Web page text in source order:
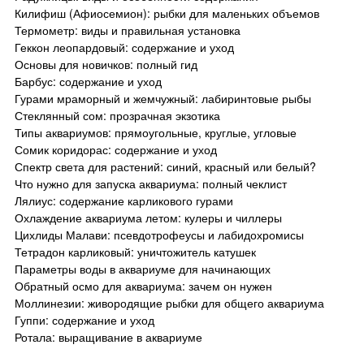
Килифиш (Афиосемион): рыбки для маленьких объемов
Термометр: виды и правильная установка
Геккон леопардовый: содержание и уход
Основы для новичков: полный гид
Барбус: содержание и уход
Гурами мраморный и жемчужный: лабиринтовые рыбы
Стеклянный сом: прозрачная экзотика
Типы аквариумов: прямоугольные, круглые, угловые
Сомик коридорас: содержание и уход
Спектр света для растений: синий, красный или белый?
Что нужно для запуска аквариума: полный чеклист
Лялиус: содержание карликового гурами
Охлаждение аквариума летом: кулеры и чиллеры
Цихлиды Малави: псевдотрофеусы и лабидохромисы
Тетрадон карликовый: уничтожитель катушек
Параметры воды в аквариуме для начинающих
Обратный осмо для аквариума: зачем он нужен
Моллинезии: живородящие рыбки для общего аквариума
Гуппи: содержание и уход
Ротала: выращивание в аквариуме